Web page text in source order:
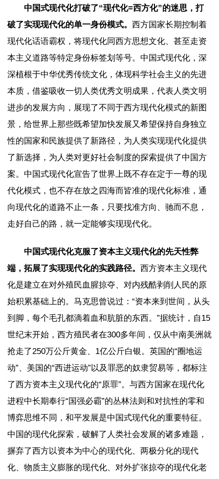
中国式现代化打破了“现代化=西方化”的迷思，打
破了实现现代化的单一身份模式。 西方国家长期控制着
现代化话语霸权，将现代化同西方思想文化、甚至走资
本主义道路等特定身份标签划等号。中国式现代化，深
深植根于中华优秀传统文化，体现科学社会主义的先进
本质，借鉴吸收一切人类优秀文明成果，代表人类文明
进步的发展方向，展现了不同于西方现代化模式的新图
景，给世界上那些既希望加快发展又希望保持自身独立
性的国家和民族提供了新路径，为人类实现现代化提供
了新选择，为人类对更好社会制度的探索提供了中国方
案。中国式现代化宣告了世界上既不存在定于一尊的现
代化模式，也不存在放之四海而皆准的现代化标准，通
向现代化的道路不止一条，只要找准方向、驰而不息，
走好自己的路，就一定能够实现现代化。
中国式现代化克服了资本主义现代化的先天性弊
端，拓展了实现现代化的实践路径。 西方资本主义现代
化是建立在对外殖民血腥掠夺、对内残酷剥削人民的原
始积累基础上的。马克思曾说过：“资本来到世间，从头
到脚，每个毛孔都滴着血和肮脏的东西。”据统计，自15
世纪末开始，西方殖民者在300多年间，仅从中南美洲就
抢走了250万公斤黄金、1亿公斤白银。英国的“圈地运
动”、美国的“西进运动”以及罪恶的奴隶贸易等，都标注
了西方资本主义现代化的“原罪”。与西方国家在现代化
进程中长期奉行“国强必霸”的丛林法则和对抗性的零和
博弈思维不同，和平发展是中国式现代化的重要特征。
中国的现代化探索，破解了人类社会发展的诸多难题，
摒弃了西方以资本为中心的现代化、两极分化的现代
化、物质主义膨胀的现代化、对外扩张掠夺的现代化老